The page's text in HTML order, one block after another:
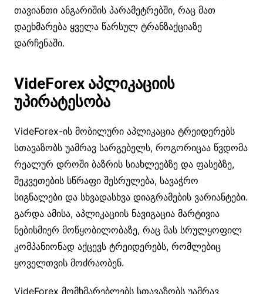
თავიანთი ანგარიშის პარამეტრებში, რაც მათ
დაეხმარება ყველა წარსულ ტრანზაქციაზე
დარჩენაში.
VideForex აპლიკაციის
უპირატესობა
VideForex-ის მობილური აპლიკაცია ტრეიდერებს
სთავაზობს უამრავ სარგებელს, როგორიცაა წვდომა
რეალურ დროში ბაზრის სიახლეებზე და ფასებზე,
შეკვეთების სწრაფი შესრულება, სავაჭრო
სიგნალები და სხვადასხვა დიაგრამების ვარიანტები.
გარდა ამისა, აპლიკაციის ნავიგაცია მარტივია
ნებისმიერ მოწყობილობაზე, რაც მას სრულყოფილ
კომპანიონად აქცევს ტრეიდერებს, რომლებიც
ყოველთვის მოძრაობენ.
VideForex მომხმარებლებს სთავაზობს უამრავ